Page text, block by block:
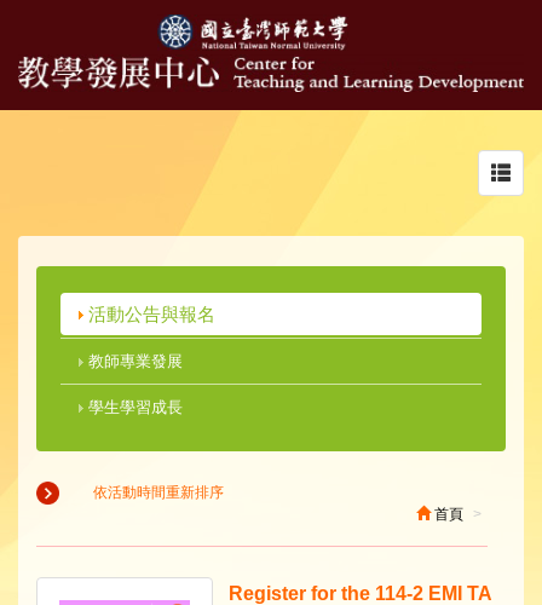
活動公告與報名
教師專業發展
學生學習成長
依活動時間重新排序
首頁
Register for the 114-2 EMI TA